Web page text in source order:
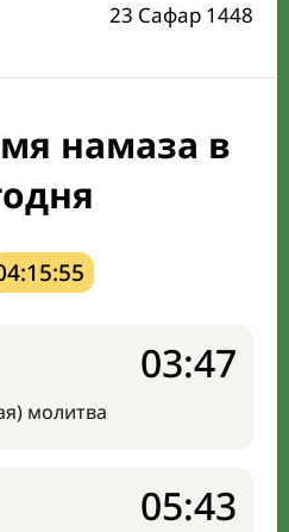
на сегодня
23 Сафар 1448
намаза в
молитва
03:47
05:43